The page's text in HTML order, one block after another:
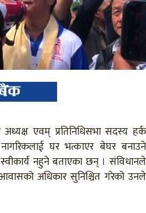
अध्यक्ष एवम् प्रतिनिधिसभा सदस्य हर्क
घर भत्काएर बेघर बनाउने
नहुने बताएका छन् । संविधानले
अधिकार सुनिश्चित गरेको उनले